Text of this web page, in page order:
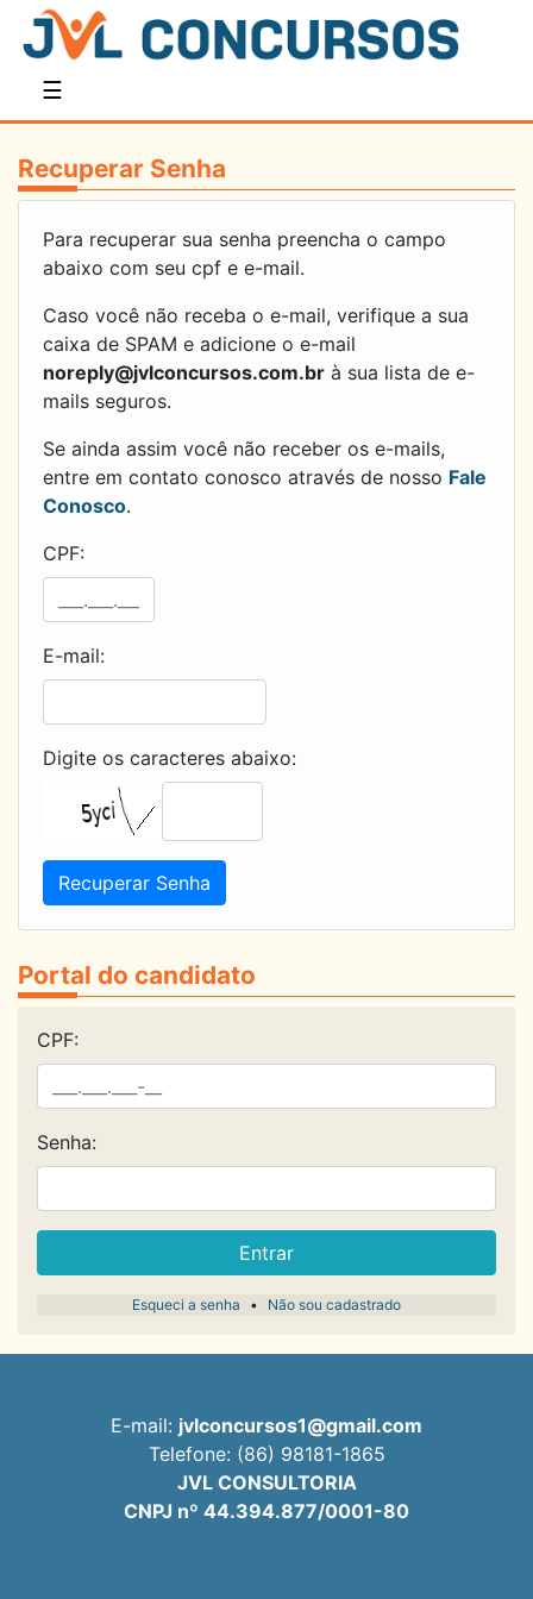
☰
Recuperar Senha
Para recuperar sua senha preencha o campo
abaixo com seu cpf e e-mail.
Caso você não receba o e-mail, verifique a sua
caixa de SPAM e adicione o e-mail
noreply@jvlconcursos.com.br à sua lista de e-
mails seguros.
Se ainda assim você não receber os e-mails,
entre em contato conosco através de nosso Fale
Conosco.
CPF:
E-mail:
Digite os caracteres abaixo:
Recuperar Senha
Portal do candidato
CPF:
Senha:
Entrar
Esqueci a senha • Não sou cadastrado
E-mail: jvlconcursos1@gmail.com
Telefone: (86) 98181-1865
JVL CONSULTORIA
CNPJ nº 44.394.877/0001-80